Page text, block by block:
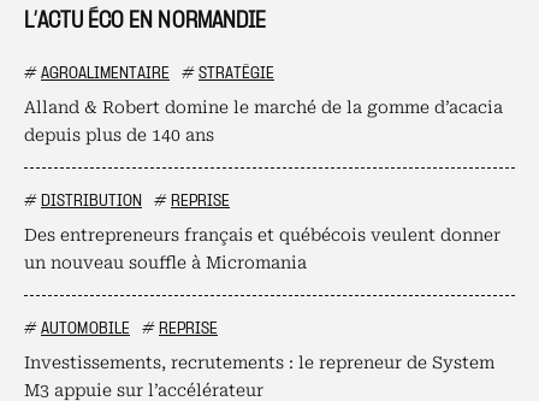
L’ACTU ÉCO EN NORMANDIE
# AGROALIMENTAIRE # STRATÉGIE
Alland & Robert domine le marché de la gomme d’acacia
depuis plus de 140 ans
# DISTRIBUTION # REPRISE
Des entrepreneurs français et québécois veulent donner
un nouveau souffle à Micromania
# AUTOMOBILE # REPRISE
Investissements, recrutements : le repreneur de System
M3 appuie sur l’accélérateur